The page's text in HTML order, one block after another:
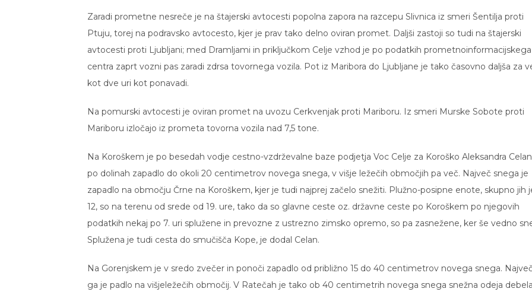
Zaradi prometne nesreče je na štajerski avtocesti popolna zapora na razcepu Slivnica iz smeri Šentilja proti
Ptuju, torej na podravsko avtocesto, kjer je prav tako delno oviran promet. Daljši zastoji so tudi na štajerski
avtocesti proti Ljubljani; med Dramljami in priključkom Celje vzhod je po podatkih prometnoinformacijskega
centra zaprt vozni pas zaradi zdrsa tovornega vozila. Pot iz Maribora do Ljubljane je tako časovno daljša za
kot dve uri kot ponavadi.
Na pomurski avtocesti je oviran promet na uvozu Cerkvenjak proti Mariboru. Iz smeri Murske Sobote proti
Mariboru izločajo iz prometa tovorna vozila nad 7,5 tone.
Na Koroškem je po besedah vodje cestno-vzdrževalne baze podjetja Voc Celje za Koroško Aleksandra
po dolinah zapadlo do okoli 20 centimetrov novega snega, v višje ležečih območjih pa več. Največ snega je
zapadlo na območju Črne na Koroškem, kjer je tudi najprej začelo snežiti. Plužno-posipne enote, skupno jih
12, so na terenu od srede od 19. ure, tako da so glavne ceste oz. državne ceste po Koroškem po njegovih
podatkih nekaj po 7. uri splužene in prevozne z ustrezno zimsko opremo, so pa zasnežene, ker še vedno
Splužena je tudi cesta do smučišča Kope, je dodal Celan.
Na Gorenjskem je v sredo zvečer in ponoči zapadlo od približno 15 do 40 centimetrov novega snega.
ga je padlo na višjeležečih območij. V Ratečah je tako ob 40 centimetrih novega snega snežna odeja